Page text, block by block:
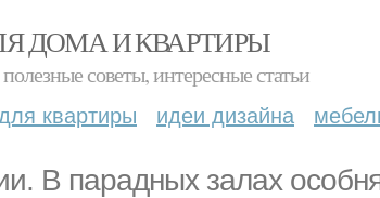
ДОМА И КВАРТИРЫ
советы, интересные статьи
квартиры идеи дизайна
В парадных залах